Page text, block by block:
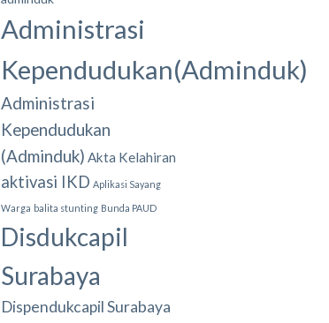
Administrasi
Kependudukan(Adminduk)
Administrasi
Kependudukan
(Adminduk) Akta Kelahiran
aktivasi IKD Aplikasi Sayang
Warga balita stunting Bunda PAUD
Disdukcapil
Surabaya
Dispendukcapil Surabaya